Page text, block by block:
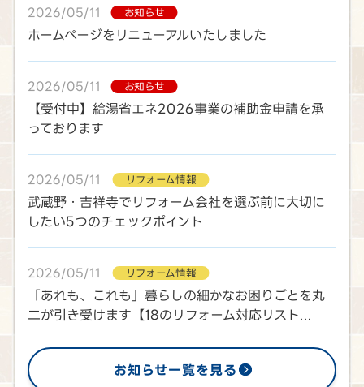
2026/05/11 お知らせ
ホームページをリニューアルいたしました
2026/05/11 お知らせ
【受付中】給湯省エネ2026事業の補助金申請を承
っております
2026/05/11 リフォーム情報
武蔵野・吉祥寺でリフォーム会社を選ぶ前に大切に
したい5つのチェックポイント
2026/05/11 リフォーム情報
「あれも、これも」暮らしの細かなお困りごとを丸
二が引き受けます【18のリフォーム対応リスト...
お知らせ一覧を見る